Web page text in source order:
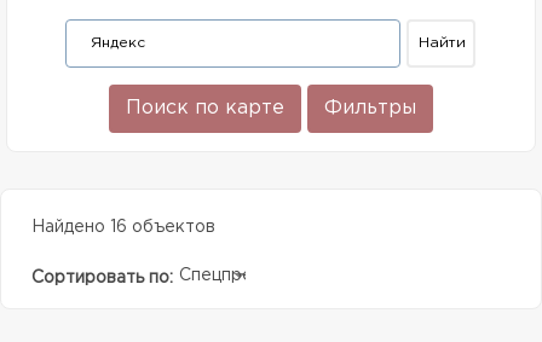
Поиск по карте Фильтры
Найдено 16 объектов
Сортировать по: Спецпредолжение